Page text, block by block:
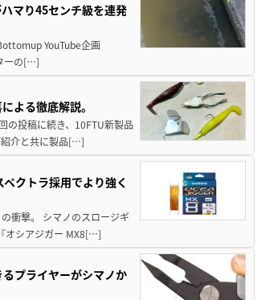
マり45センチ級を連発
YouTube企画
ーの[…]
よる徹底解説。
の投稿に続き、10FTU新製品
紹介と共に製品[…]
クトラ採用でより強く
衝撃。 シマノのスロージギ
オシアジガー MX8[…]
プライヤーがシマノか